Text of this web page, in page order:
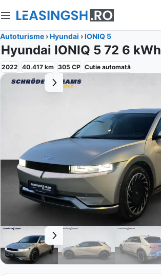
Autoturisme ›Hyundai ›IONIQ 5
Hyundai IONIQ 5 72 6 kWh
2022 40.417 km 305 CP Cutie automată